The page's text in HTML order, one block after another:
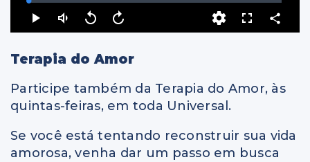
Terapia do Amor
Participe também da Terapia do Amor, às
quintas-feiras, em toda Universal.
Se você está tentando reconstruir sua vida
amorosa, venha dar um passo em busca